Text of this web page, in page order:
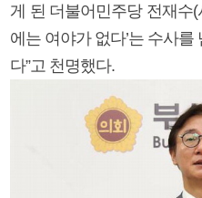
게 된 더불어민주당 전재수(
에는 여야가 없다’는 수사
다”고 천명했다.